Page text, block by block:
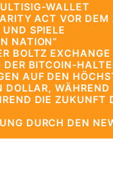
WALLET
ACT VOR DEM
SPIELE
NATION“
BOLTZ
BITCOIN-
AUF DEN
DIE ZUKUNFT
DURCH DEN